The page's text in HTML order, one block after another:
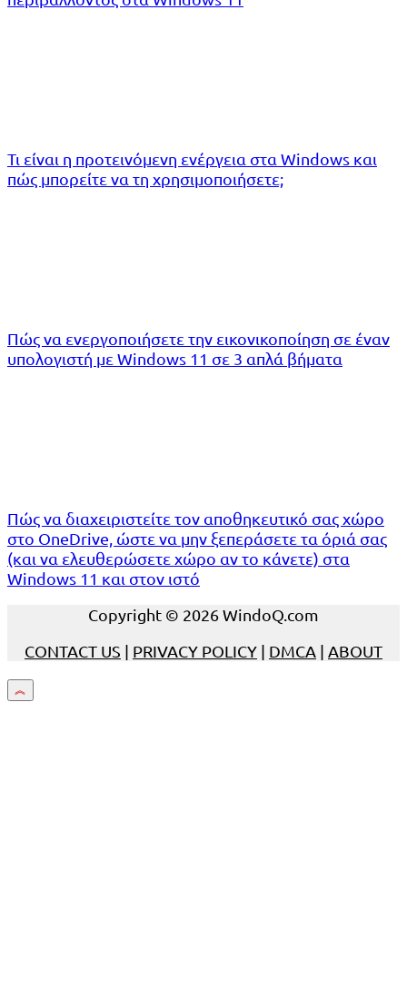
Τι είναι η προτεινόμενη ενέργεια στα Windows και
πώς μπορείτε να τη χρησιμοποιήσετε;
Πώς να ενεργοποιήσετε την εικονικοποίηση σε έναν
υπολογιστή με Windows 11 σε 3 απλά βήματα
Πώς να διαχειριστείτε τον αποθηκευτικό σας χώρο
στο OneDrive, ώστε να μην ξεπεράσετε τα όριά σας
(και να ελευθερώσετε χώρο αν το κάνετε) στα
Windows 11 και στον ιστό
Copyright © 2026 WindoQ.com
CONTACT US | PRIVACY POLICY | DMCA | ABOUT